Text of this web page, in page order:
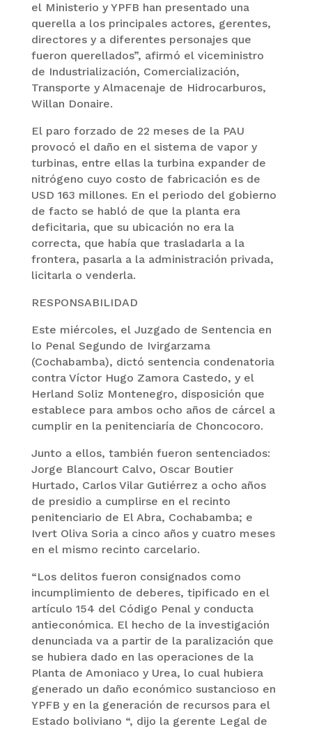
el Ministerio y YPFB han presentado una
querella a los principales actores, gerentes,
directores y a diferentes personajes que
fueron querellados”, afirmó el viceministro
de Industrialización, Comercialización,
Transporte y Almacenaje de Hidrocarburos,
Willan Donaire.
El paro forzado de 22 meses de la PAU
provocó el daño en el sistema de vapor y
turbinas, entre ellas la turbina expander de
nitrógeno cuyo costo de fabricación es de
USD 163 millones. En el periodo del gobierno
de facto se habló de que la planta era
deficitaria, que su ubicación no era la
correcta, que había que trasladarla a la
frontera, pasarla a la administración privada,
licitarla o venderla.
RESPONSABILIDAD
Este miércoles, el Juzgado de Sentencia en
lo Penal Segundo de Ivirgarzama
(Cochabamba), dictó sentencia condenatoria
contra Víctor Hugo Zamora Castedo, y el
Herland Soliz Montenegro, disposición que
establece para ambos ocho años de cárcel a
cumplir en la penitenciaría de Choncocoro.
Junto a ellos, también fueron sentenciados:
Jorge Blancourt Calvo, Oscar Boutier
Hurtado, Carlos Vilar Gutiérrez a ocho años
de presidio a cumplirse en el recinto
penitenciario de El Abra, Cochabamba; e
Ivert Oliva Soria a cinco años y cuatro meses
en el mismo recinto carcelario.
“Los delitos fueron consignados como
incumplimiento de deberes, tipificado en el
artículo 154 del Código Penal y conducta
antieconómica. El hecho de la investigación
denunciada va a partir de la paralización que
se hubiera dado en las operaciones de la
Planta de Amoniaco y Urea, lo cual hubiera
generado un daño económico sustancioso en
YPFB y en la generación de recursos para el
Estado boliviano “, dijo la gerente Legal de